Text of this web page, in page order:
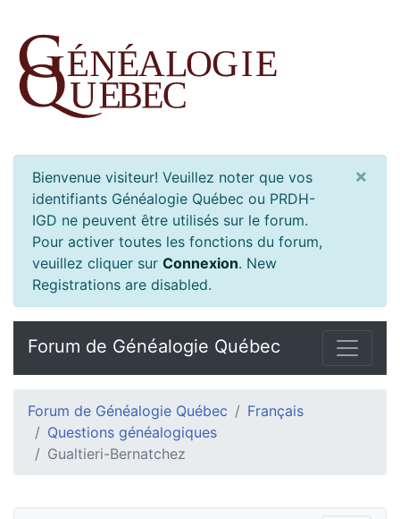
Bienvenue visiteur! Veuillez noter que vos
identifiants Généalogie Québec ou PRDH-
IGD ne peuvent être utilisés sur le forum.
Pour activer toutes les fonctions du forum,
veuillez cliquer sur Connexion. New
Registrations are disabled.
×
Forum de Généalogie Québec
Forum de Généalogie Québec
Français
Questions généalogiques
Gualtieri-Bernatchez